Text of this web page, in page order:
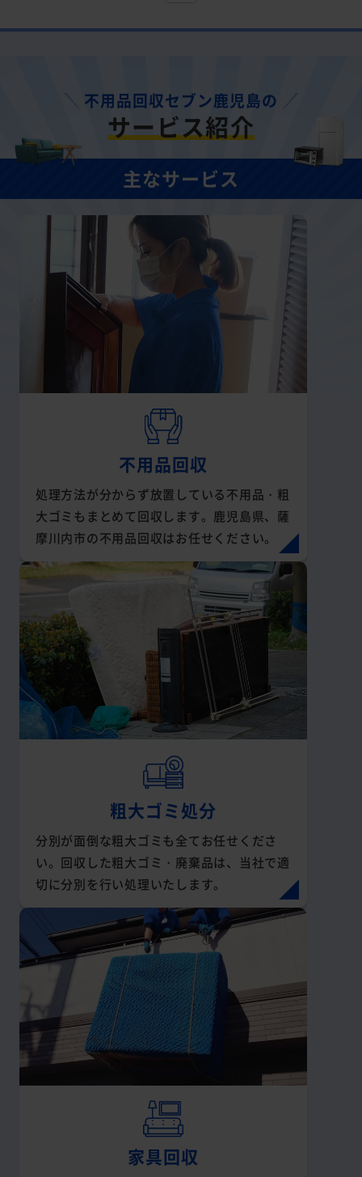
不用品回収セブン鹿児島の
サービス紹介
主なサービス
不用品回収
処理方法が分からず放置している不用品・粗
大ゴミもまとめて回収します。鹿児島県、薩
摩川内市の不用品回収はお任せください。
粗大ゴミ処分
分別が面倒な粗大ゴミも全てお任せくださ
い。回収した粗大ゴミ・廃棄品は、当社で適
切に分別を行い処理いたします。
家具回収